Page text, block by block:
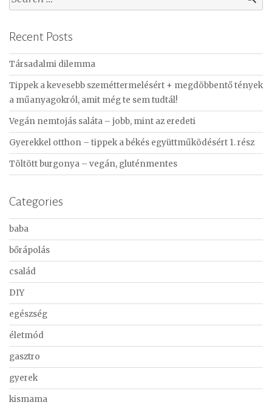
e
r
c
h
f
o
r
:
Recent Posts
Társadalmi dilemma
Tippek a kevesebb szeméttermelésért + megdöbbentő tények
a műanyagokról, amit még te sem tudtál!
Vegán nemtojás saláta – jobb, mint az eredeti
Gyerekkel otthon – tippek a békés együttműködésért 1. rész
Töltött burgonya – vegán, gluténmentes
Categories
baba
bőrápolás
család
DIY
egészség
életmód
gasztro
gyerek
kismama